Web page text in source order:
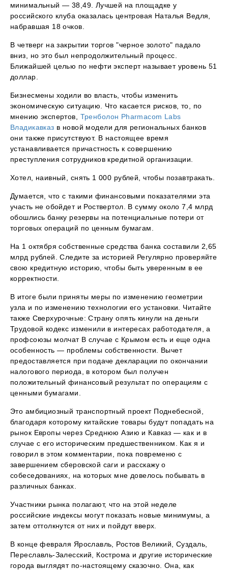
минимальный — 38,49. Лучшей на площадке у
российского клуба оказалась центровая Наталья Ведля,
набравшая 18 очков.
В четверг на закрытии торгов "черное золото" падало
вниз, но это был непродолжительный процесс.
Ближайшей целью по нефти эксперт называет уровень 51
доллар.
Бизнесмены ходили во власть, чтобы изменить
экономическую ситуацию. Что касается рисков, то, по
мнению экспертов, Тренболон Pharmacom Labs
Владикавказ в новой модели для региональных банков
они также присутствуют. В настоящее время
устанавливается причастность к совершению
преступления сотрудников кредитной организации.
Хотел, наивный, снять 1 000 рублей, чтобы позавтракать.
Думается, что с такими финансовыми показателями эта
участь не обойдет и Роствертол. В сумму около 7,4 млрд
обошлись банку резервы на потенциальные потери от
торговых операций по ценным бумагам.
На 1 октября собственные средства банка составили 2,65
млрд рублей. Следите за историей Регулярно проверяйте
свою кредитную историю, чтобы быть уверенным в ее
корректности.
В итоге были приняты меры по изменению геометрии
узла и по изменению технологии его установки. Читайте
также Сверхурочные: Страну опять кинули на деньги
Трудовой кодекс изменили в интересах работодателя, а
профсоюзы молчат В случае с Крымом есть и еще одна
особенность — проблемы собственности. Вычет
предоставляется при подаче декларации по окончании
налогового периода, в котором был получен
положительный финансовый результат по операциям с
ценными бумагами.
Это амбициозный транспортный проект Поднебесной,
благодаря которому китайские товары будут попадать на
рынок Европы через Среднюю Азию и Кавказ — как и в
случае с его историческим предшественником. Как я и
говорил в этом комментарии, пока повременю с
завершением сберовской саги и расскажу о
собеседованиях, на которых мне довелось побывать в
различных банках.
Участники рынка полагают, что на этой неделе
российские индексы могут показать новые минимумы, а
затем оттолкнутся от них и пойдут вверх.
В конце февраля Ярославль, Ростов Великий, Суздаль,
Переславль-Залесский, Кострома и другие исторические
города выглядят по-настоящему сказочно. Она, как